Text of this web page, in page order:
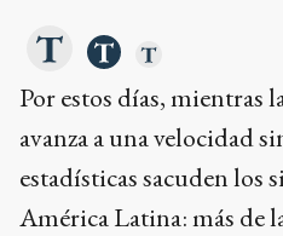
Por estos días, mientras
avanza a una velocidad
estadísticas sacuden los
América Latina: más de